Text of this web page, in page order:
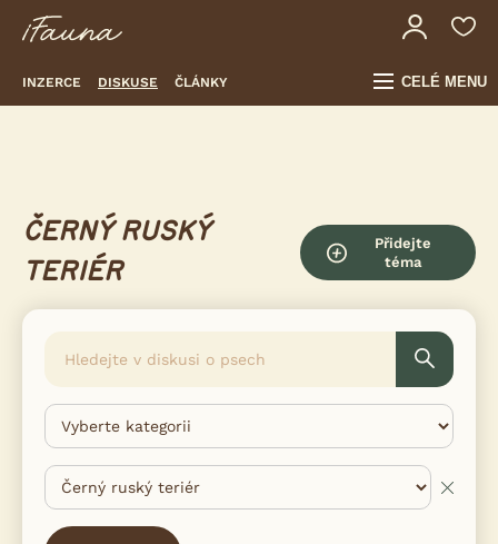
INZERCE DISKUSE ČLÁNKY CELÉ MENU
ČERNÝ RUSKÝ
TERIÉR
Přidejte
téma